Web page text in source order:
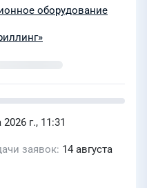
оборудование
2026 г., 11:31
заявок 14 августа